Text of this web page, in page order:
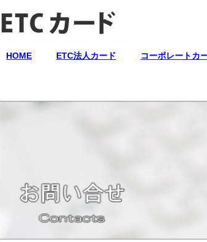
HOME ETC法人カード コーポレートカ